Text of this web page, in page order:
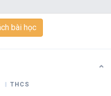
khoản VIP
án và lời giải chi tiết.
bài học
THCS